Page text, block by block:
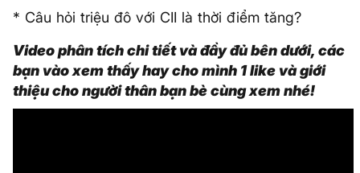
* Câu hỏi triệu đô với CII là thời điểm tăng?
Video phân tích chi tiết và đầy đủ bên dưới, các
bạn vào xem thấy hay cho mình 1 like và giới
thiệu cho người thân bạn bè cùng xem nhé!